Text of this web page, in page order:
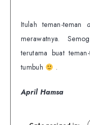
Itulah teman-teman
merawatnya.
terutama buat
tumbuh
.
April Hamsa